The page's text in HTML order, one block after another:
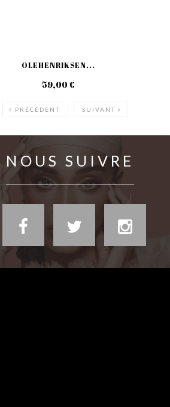
OLEHENRIKSEN...
59,00 €
PRÉCÉDENT SUIVANT
NOUS SUIVRE